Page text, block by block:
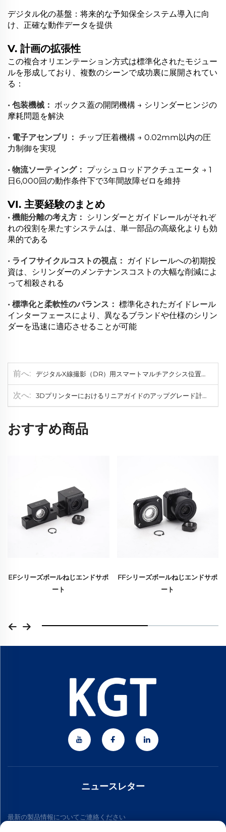
デジタル化の基盤：将来的な予知保全システム導入に向
け、正確な動作データを提供
V. 計画の拡張性
この複合オリエンテーション方式は標準化されたモジュー
ルを形成しており、複数のシーンで成功裏に展開されてい
る：
• 包装機械： ボックス蓋の開閉機構 → シリンダーヒンジの
摩耗問題を解決
• 電子アセンブリ： チップ圧着機構 → 0.02mm以内の圧
力制御を実現
• 物流ソーティング： プッシュロッドアクチュエータ → 1
日6,000回の動作条件下で3年間故障ゼロを維持
VI. 主要経験のまとめ
• 機能分離の考え方：
シリンダーとガイドレールがそれぞ
れの役割を果たすシステムは、単一部品の高級化よりも効
果的である
• ライフサイクルコストの視点：
ガイドレールへの初期投
資は、シリンダーのメンテナンスコストの大幅な削減によ
って相殺される
• 標準化と柔軟性のバランス： 標準化されたガイドレール
インターフェースにより、異なるブランドや仕様のシリン
ダーを迅速に適応させることが可能
前へ デジタルX線撮影（DR）用スマートマルチアクシス位置決めシステム
次へ 3Dプリンターにおけるリニアガイドのアップグレード計画
おすすめ商品
EFシリーズボールねじエンドサポ
ート
FFシリーズボールねじエンドサポ
ート
ニュースレター
最新の製品情報についてご連絡ください